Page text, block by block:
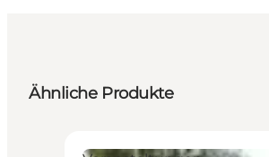
Ähnliche Produkte